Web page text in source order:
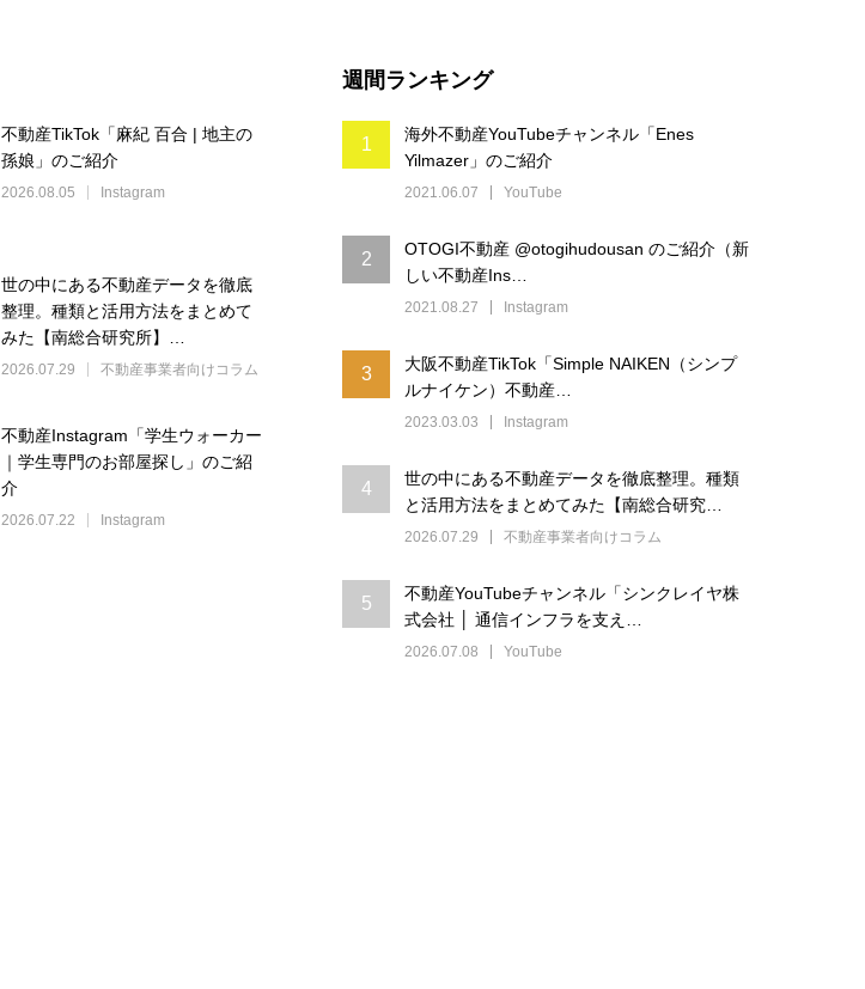
不動産TikTok「麻紀 百合 | 地主の
孫娘」のご紹介
2026.08.05 Instagram
世の中にある不動産データを徹底
整理。種類と活用方法をまとめて
みた【南総合研究所】…
2026.07.29 不動産事業者向けコラム
不動産Instagram「学生ウォーカー
｜学生専門のお部屋探し」のご紹
介
2026.07.22 Instagram
週間ランキング
1
海外不動産YouTubeチャンネル「Enes
Yilmazer」のご紹介
2021.06.07 YouTube
2
OTOGI不動産 @otogihudousan のご紹介（新
しい不動産Ins…
2021.08.27 Instagram
3
大阪不動産TikTok「Simple NAIKEN（シンプ
ルナイケン）不動産…
2023.03.03 Instagram
4
世の中にある不動産データを徹底整理。種類
と活用方法をまとめてみた【南総合研究…
2026.07.29 不動産事業者向けコラム
5
不動産YouTubeチャンネル「シンクレイヤ株
式会社 │ 通信インフラを支え…
2026.07.08 YouTube